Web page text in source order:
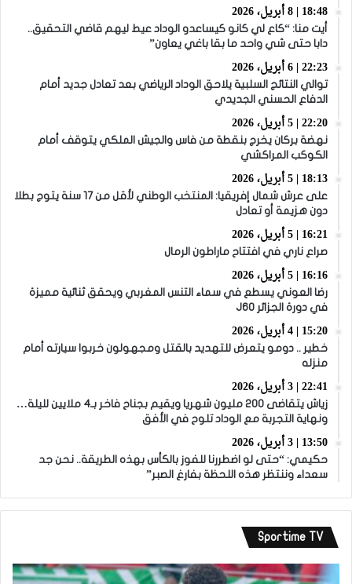
18:48 | 8 أبريل، 2026
أيت منا: “كاع لي كانو كيساعدو الوداد عيط ليهم قاضي التحقيق..
دابا حتى شي واحد ما بقا باغي يعاون”
22:23 | 6 أبريل، 2026
توالي النتائج السلبية يلاحق الوداد الرياضي بعد تعادل جديد أمام
الدفاع الحسني الجديدي
22:20 | 5 أبريل، 2026
نهضة بركان يخرج بنقطة من فاس والجيش الملكي يتوقف أمام
الكوكب المراكشي
18:13 | 5 أبريل، 2026
على عرش شمال إفريقيا: المنتخب الوطني لأقل من 17 سنة يتوج بطلا
دون هزيمة أو تعادل
16:21 | 5 أبريل، 2026
صراع ناري في افتتاح ماراطون الرمال
16:16 | 5 أبريل، 2026
رضا العوني يسطع في سماء التنس المغربي ويحقق ثنائية مميزة
في دورة الجزائر J60
15:20 | 4 أبريل، 2026
خطير .. دومو يتعرض للتهديد بالقتل ومجهولون خربوا سيارته أمام
منزله
22:41 | 3 أبريل، 2026
زياش يتقاضى 200 مليون شهريا ويقيم بجناح فاخر بـ4 ملايين لليلة…
ونهاية التجربة مع الوداد تلوح في الأفق
13:50 | 3 أبريل، 2026
حكيمي: “حتى لو اضطررنا للفوز بالكأس بهذه الطريقة.. نحن جد
سعداء وننتظر هذه اللحظة بفارغ الصبر”
Sportime TV